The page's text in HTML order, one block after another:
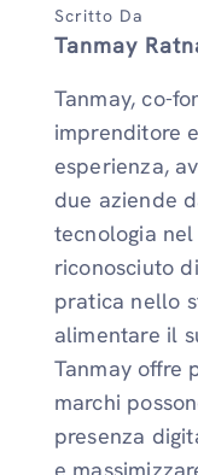
Scritto Da
Tanmay
Tanmay, co-
imprenditore
esperienza,
due aziende
tecnologia
riconosciuto
pratica nello
alimentare il
Tanmay offre
marchi
presenza